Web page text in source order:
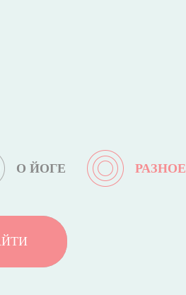
О ЙОГЕ РАЗНОЕ